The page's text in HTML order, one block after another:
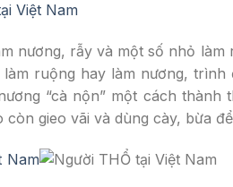
Việt Nam
nương, rẫy và một số nhỏ
ruộng hay làm nương,
“cà nộn” một cách
gieo vãi và dùng cày, bừa
Nam